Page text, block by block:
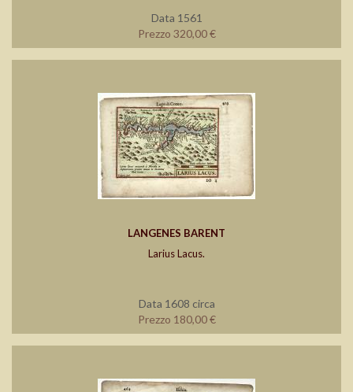
Data 1561
Prezzo 320,00 €
LANGENES BARENT
Larius Lacus.
Data 1608 circa
Prezzo 180,00 €